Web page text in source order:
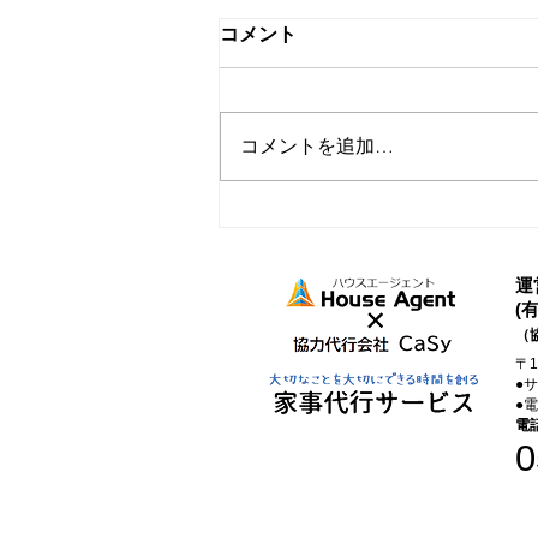
コメント
コメントを追加…
(
〒
●
●
電